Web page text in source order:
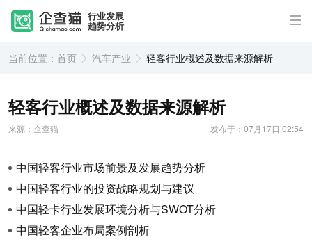
行业发展
趋势分析
当前位置： 首页 汽车产业 轻客行业概述及数据来源解析
轻客行业概述及数据来源解析
来源：企查猫 发布于：07月17日 02:54
中国轻客行业市场前景及发展趋势分析
中国轻客行业的投资战略规划与建议
中国轻卡行业发展环境分析与SWOT分析
中国轻客企业布局案例剖析